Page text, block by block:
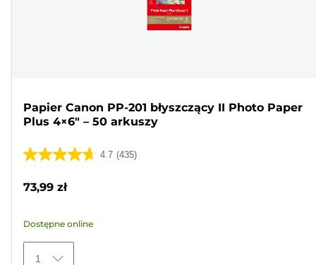
Papier Canon PP-201 błyszczący II Photo Paper
Plus 4×6" – 50 arkuszy
4.7 (435)
4.7
5
435
Recenzji
73,99 zł
Dostępne online
1